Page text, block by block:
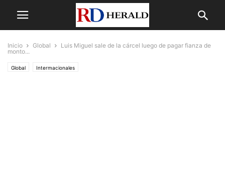
Inicio Global
Luis Miguel sale de la cárcel luego de pagar fianza de
monto...
Global Intermacionales